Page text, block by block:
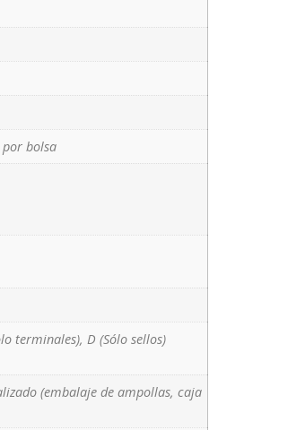
por bolsa
terminales), D (Sólo sellos)
(embalaje de ampollas, caja